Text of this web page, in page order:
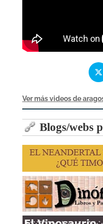
Ver más videos de
Blogs/webs